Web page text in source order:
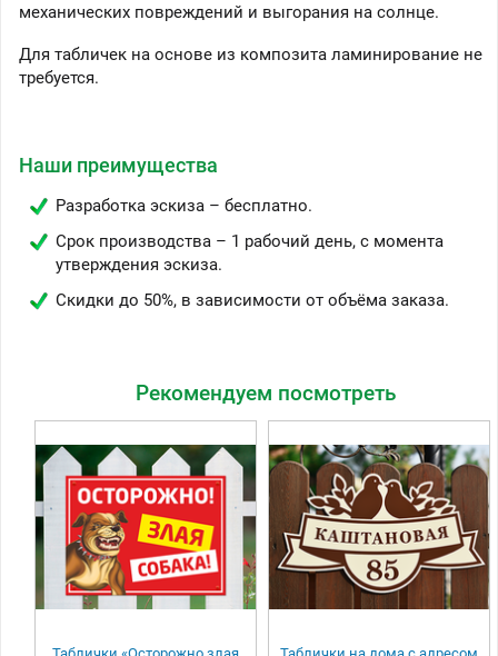
механических повреждений и выгорания на солнце.
Для табличек на основе из композита ламинирование не
требуется.
Наши преимущества
Разработка эскиза – бесплатно.
Срок производства – 1 рабочий день, с момента
утверждения эскиза.
Скидки до 50%, в зависимости от объёма заказа.
Рекомендуем посмотреть